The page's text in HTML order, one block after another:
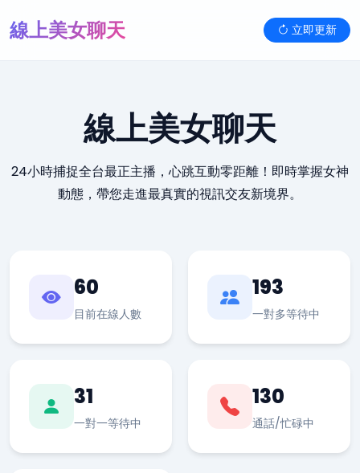
線上美女聊天 立即更新
線上美女聊天
24小時捕捉全台最正主播，心跳互動零距離！即時掌握女神
動態，帶您走進最真實的視訊交友新境界。
60
目前在線人數
193
一對多等待中
31
一對一等待中
130
通話/忙碌中